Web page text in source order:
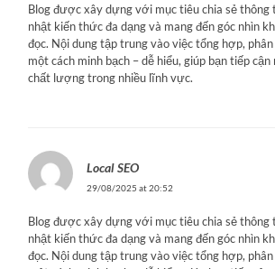
Blog được xây dựng với mục tiêu chia sẻ thông
nhật kiến thức đa dạng và mang đến góc nhìn
đọc. Nội dung tập trung vào việc tổng hợp,
một cách minh bạch – dễ hiểu, giúp bạn tiếp
chất lượng trong nhiều lĩnh vực.
Local SEO
29/08/2025 at 20:52
Blog được xây dựng với mục tiêu chia sẻ thông
nhật kiến thức đa dạng và mang đến góc nhìn
đọc. Nội dung tập trung vào việc tổng hợp,